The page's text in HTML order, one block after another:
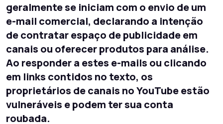
geralmente se iniciam com o envio de um
e-mail comercial, declarando a intenção
de contratar espaço de publicidade em
canais ou oferecer produtos para análise.
Ao responder a estes e-mails ou clicando
em links contidos no texto, os
proprietários de canais no YouTube estão
vulneráveis e podem ter sua conta
roubada.